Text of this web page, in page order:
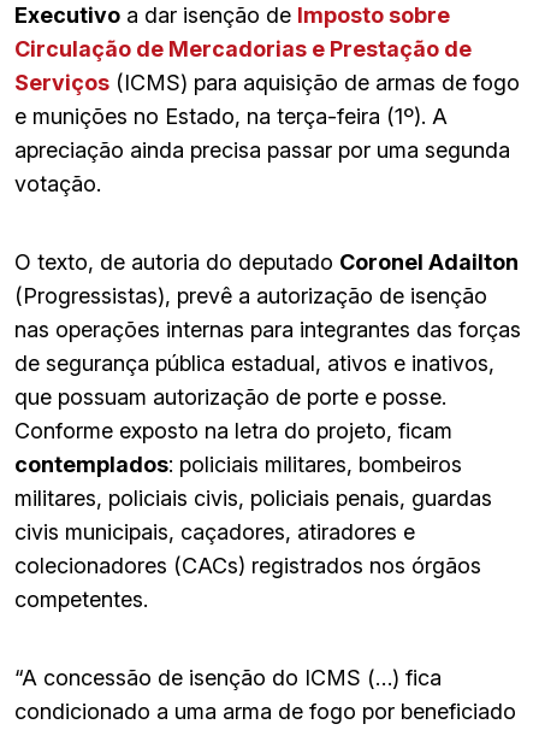
Executivo a dar isenção de Imposto sobre
Circulação de Mercadorias e Prestação de
Serviços (ICMS) para aquisição de armas de fogo
e munições no Estado, na terça-feira (1º). A
apreciação ainda precisa passar por uma segunda
votação.
O texto, de autoria do deputado Coronel Adailton
(Progressistas), prevê a autorização de isenção
nas operações internas para integrantes das forças
de segurança pública estadual, ativos e inativos,
que possuam autorização de porte e posse.
Conforme exposto na letra do projeto, ficam
contemplados: policiais militares, bombeiros
militares, policiais civis, policiais penais, guardas
civis municipais, caçadores, atiradores e
colecionadores (CACs) registrados nos órgãos
competentes.
“A concessão de isenção do ICMS (…) fica
condicionado a uma arma de fogo por beneficiado